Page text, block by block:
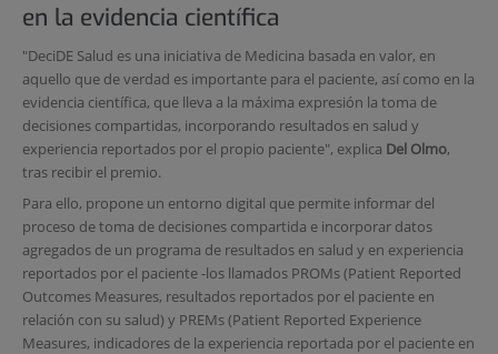
en la evidencia científica
"DeciDE Salud es una iniciativa de Medicina basada en valor, en
aquello que de verdad es importante para el paciente, así como en la
evidencia científica, que lleva a la máxima expresión la toma de
decisiones compartidas, incorporando resultados en salud y
experiencia reportados por el propio paciente", explica Del Olmo,
tras recibir el premio.
Para ello, propone un entorno digital que permite informar del
proceso de toma de decisiones compartida e incorporar datos
agregados de un programa de resultados en salud y en experiencia
reportados por el paciente -los llamados PROMs (Patient Reported
Outcomes Measures, resultados reportados por el paciente en
relación con su salud) y PREMs (Patient Reported Experience
Measures, indicadores de la experiencia reportada por el paciente en